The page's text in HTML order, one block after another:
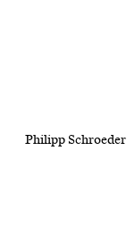
Philipp Schroeder